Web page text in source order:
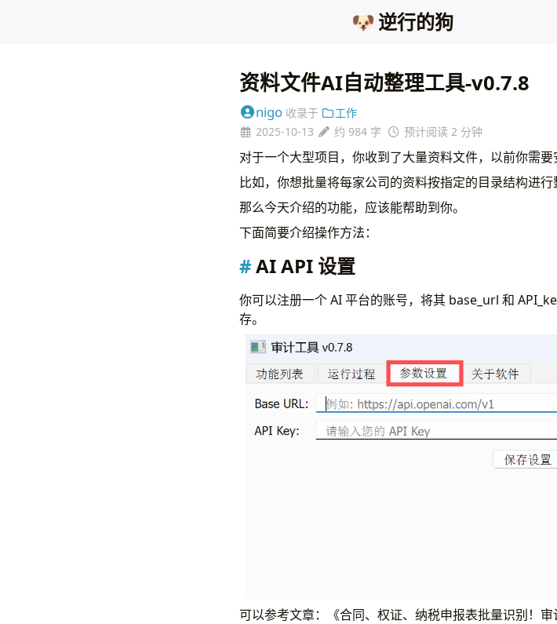
🐶逆行的狗
资料文件AI自动整理工具-v0.7.8
nigo 收录于
工作
2025-10-13
约 984 字 预计阅读 2 分钟
对于一个大型项目，你收到了大量资料文件，以前你需要
比如，你想批量将每家公司的资料按指定的目录结构进行
那么今天介绍的功能，应该能帮助到你。
下面简要介绍操作方法：
AI API 设置
你可以注册一个 AI 平台的账号，将其 base_url 和
存。
可以参考文章：《合同、权证、纳税申报表批量识别！审